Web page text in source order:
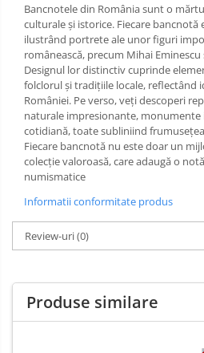
Bancnotele din România sunt o
culturale și istorice. Fiecare bancnotă
ilustrând portrete ale unor figuri
românească, precum Mihai
Designul lor distinctiv cuprinde
folclorul și tradițiile locale, reflectând
României. Pe verso, veți descoperi
naturale impresionante, monumente
cotidiană, toate subliniind
Fiecare bancnotă nu este doar un
colecție valoroasă, care adaugă o
numismatice
Informatii conformitate produs
Review-uri(0)
Produse similare